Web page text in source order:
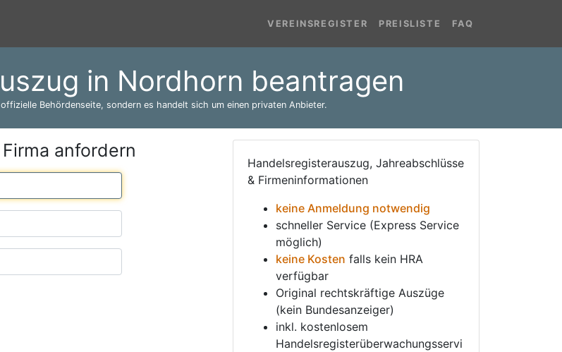
VEREINSREGISTER PREISLISTE FAQ
in Nordhorn beantragen
Behördenseite, sondern es handelt sich um einen privaten Anbieter.
anfordern
Handelsregisterauszug, Jahreabschlüsse
& Firmeninformationen
keine Anmeldung notwendig
schneller Service (Express Service
möglich)
keine Kosten falls kein HRA
verfügbar
Original rechtskräftige Auszüge
(kein Bundesanzeiger)
inkl. kostenlosem
Handelsregisterüberwachungsservi